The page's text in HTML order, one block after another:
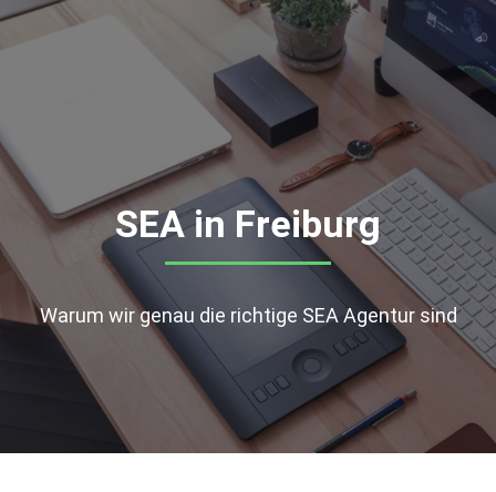
SEA in Freiburg
Warum wir genau die richtige SEA Agentur sind